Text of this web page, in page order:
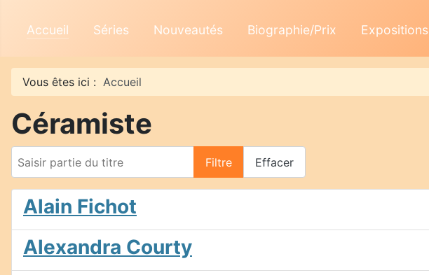
Accueil Séries Nouveautés Biographie/Prix Expositions
Vous êtes ici : Accueil
Céramiste
Filtre Effacer
Alain Fichot
Alexandra Courty